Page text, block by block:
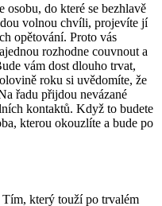
do které se bezhlavě
volnou chvíli, projevíte jí
opětování. Proto vás
rozhodne couvnout a
vám dost dlouho trvat,
roku si uvědomíte, že
řadu přijdou nevázané
kontaktů. Když to budete
kterou okouzlíte a bude po
který touží po trvalém